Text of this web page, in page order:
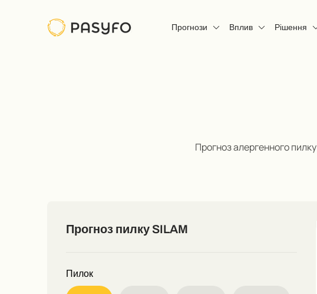
Прогнози Вплив Рішення
Прогноз алергенного
Прогноз пилку SILAM
Пилок